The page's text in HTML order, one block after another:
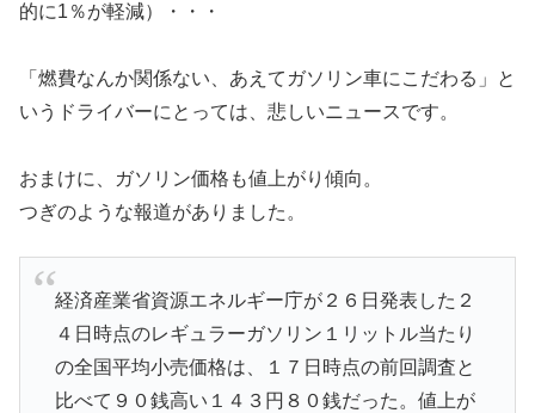
的に1％が軽減）・・・
「燃費なんか関係ない、あえてガソリン車にこだわる」と
いうドライバーにとっては、悲しいニュースです。
おまけに、ガソリン価格も値上がり傾向。
つぎのような報道がありました。
経済産業省資源エネルギー庁が２６日発表した２
４日時点のレギュラーガソリン１リットル当たり
の全国平均小売価格は、１７日時点の前回調査と
比べて９０銭高い１４３円８０銭だった。値上が